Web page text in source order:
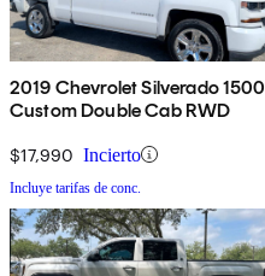
2019 Chevrolet Silverado 1500
Custom Double Cab RWD
$17,990 Incierto
Incluye tarifas de conc.